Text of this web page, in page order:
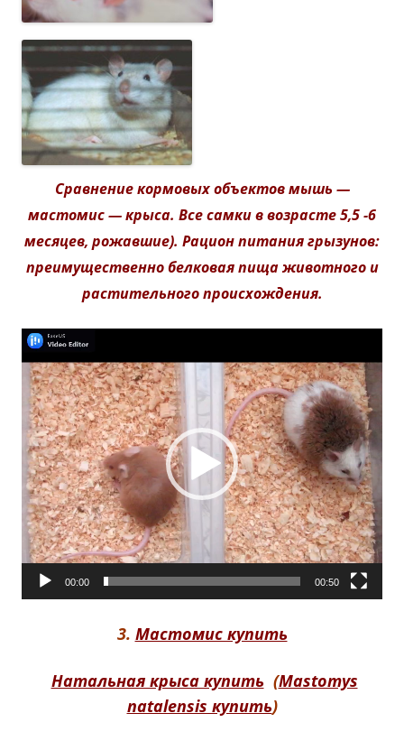
Сравнение кормовых объектов мышь —
мастомис — крыса. Все самки в возрасте 5,5 -6
месяцев, рожавшие). Рацион питания грызунов:
преимущественно белковая пища животного и
растительного происхождения.
Видеоплеер
00:00 00:50
3. Мастомис купить
Натальная крыса купить (Mastomys
natalensis купить)